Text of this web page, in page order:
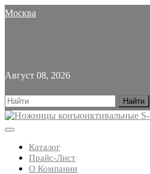
Skip
to
Москва
Август 08, 2026
Search
for:
Open
ButtonКаталог
Прайс-Лист
О Компании